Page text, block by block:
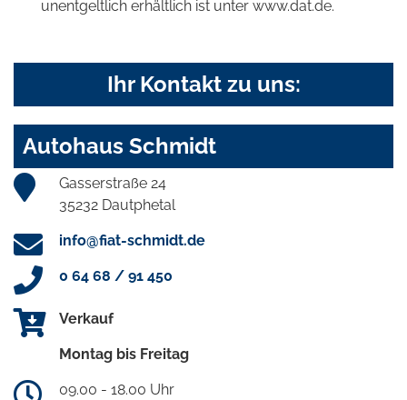
unentgeltlich erhältlich ist unter www.dat.de.
Ihr Kontakt zu uns:
Autohaus Schmidt
Gasserstraße 24
35232 Dautphetal
info@fiat-schmidt.de
0 64 68 / 91 450
Verkauf
Montag bis Freitag
09.00 - 18.00 Uhr